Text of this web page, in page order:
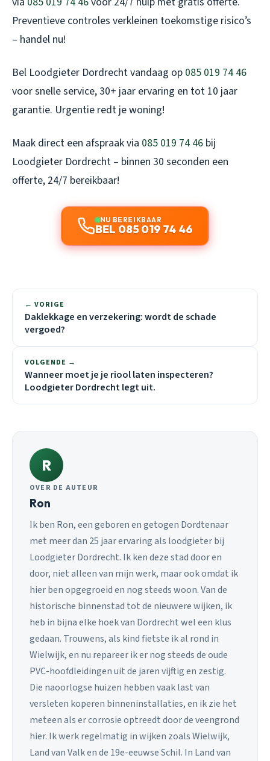
Preventieve controles verkleinen toekomstige risico’s
– handel nu!
Bel Loodgieter Dordrecht vandaag op 085 019 74 46
voor snelle service, 30+ jaar ervaring en tot 10 jaar
garantie. Urgentie redt je woning!
Maak direct een afspraak via 085 019 74 46 bij
Loodgieter Dordrecht – binnen 30 seconden een
offerte, 24/7 bereikbaar!
NU BEREIKBAAR
BEL 085 019 74 46
← VORIGE
Daklekkage en verzekering: wordt de schade
vergoed?
VOLGENDE →
Wanneer moet je je riool laten inspecteren?
Loodgieter Dordrecht legt uit.
R
OVER DE AUTEUR
Ron
Ik ben Ron, een geboren en getogen Dordtenaar
met meer dan 25 jaar ervaring als loodgieter bij
Loodgieter Dordrecht. Ik ken deze stad door en
door, niet alleen van mijn werk, maar ook omdat ik
hier ben opgegroeid en nog steeds woon. Van de
historische binnenstad tot de nieuwere wijken, ik
heb in bijna elke hoek van Dordrecht wel een klus
gedaan. Trouwens, als kind fietste ik al rond in
Wielwijk, en nu repareer ik er nog steeds de oude
PVC-hoofdleidingen uit de jaren vijftig en zestig.
Die naoorlogse huizen hebben vaak last van
versleten koperen binneninstallaties, en ik zie het
meteen als er corrosie optreedt door de veengrond
hier. Ik werk regelmatig in wijken zoals Wielwijk,
Land van Valk en de 19e-eeuwse Schil. In Land van